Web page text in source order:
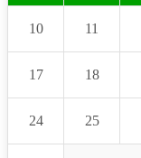
10 11
17 18
24 25